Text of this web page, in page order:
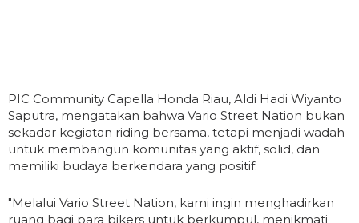
PIC Community Capella Honda Riau, Aldi Hadi Wiyanto
Saputra, mengatakan bahwa Vario Street Nation bukan
sekadar kegiatan riding bersama, tetapi menjadi wadah
untuk membangun komunitas yang aktif, solid, dan
memiliki budaya berkendara yang positif.
"Melalui Vario Street Nation, kami ingin menghadirkan
ruang bagi para bikers untuk berkumpul, menikmati